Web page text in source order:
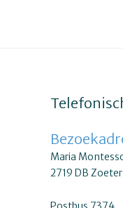
Maria
2719 DB